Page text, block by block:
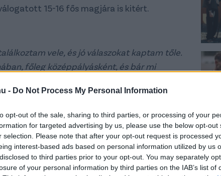
- Do Not Process My Personal Information
opt-out of the sale, sharing to third parties, or processing of your
for targeted advertising by us, please use the below opt-out
selection. Please note that after your opt-out request is processed
interest-based ads based on personal information utilized by us
to third parties prior to your opt-out. You may separately
of your personal information by third parties on the IAB’s list of
15-16 fős magjára is kitért.
vele, és jó válaszokat kaptam tőle.
főleg középpályásként, és bár mi
vele, természetesen ez is opció lehet az
egy kisebb sérülése, ami hátráltatta, de
őt, aztán meglátjuk, mi lesz. A